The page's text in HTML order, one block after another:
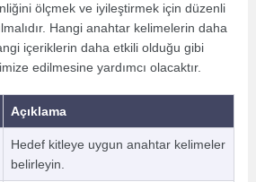
ölçmek ve iyileştirmek için düzenli
Hangi anahtar kelimelerin daha
içeriklerin daha etkili olduğu gibi
edilmesine yardımcı olacaktır.
Açıklama
Hedef kitleye uygun anahtar kelimeler
belirleyin.